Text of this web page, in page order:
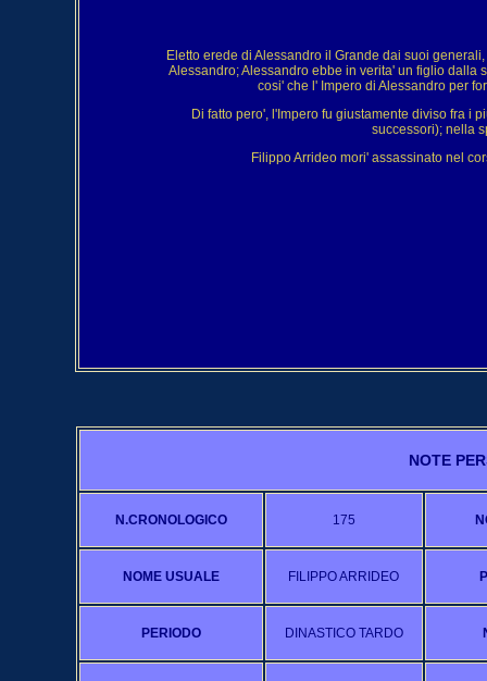
Eletto erede di Alessandro il Grande dai suoi
Alessandro; Alessandro ebbe in verita' un figlio dalla
cosi' che l' Impero di Alessandro per
Di fatto pero', l'Impero fu giustamente diviso fra i
successori); nella
Filippo Arrideo mori' assassinato nel
NOTE
N.CRONOLOGICO 175
NOME USUALE FILIPPO ARRIDEO
PERIODO DINASTICO TARDO